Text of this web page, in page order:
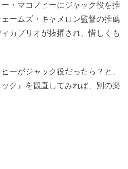
・マコノヒーにジャック役を推
ームズ・キャメロン監督の推薦
カプリオが抜擢され、惜しくも
ーがジャック役だったら？と、
ク』を観直してみれば、別の楽